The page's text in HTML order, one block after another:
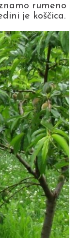
rumeno
je koščica.